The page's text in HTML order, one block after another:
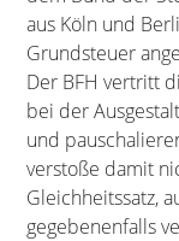
aus Köln und
Grundsteuer
Der BFH vertritt
bei der
und
verstoße damit
Gleichheitssatz,
gegebenenfalls